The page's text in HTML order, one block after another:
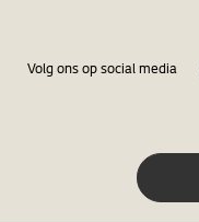
Volg ons op social media